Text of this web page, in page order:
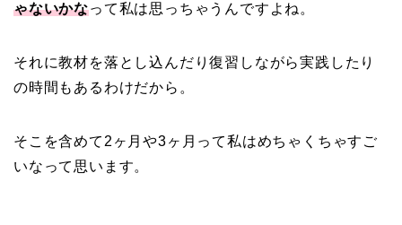
ゃないかなって私は思っちゃうんですよね。
それに教材を落とし込んだり復習しながら実践したり
の時間もあるわけだから。
そこを含めて2ヶ月や3ヶ月って私はめちゃくちゃすご
いなって思います。